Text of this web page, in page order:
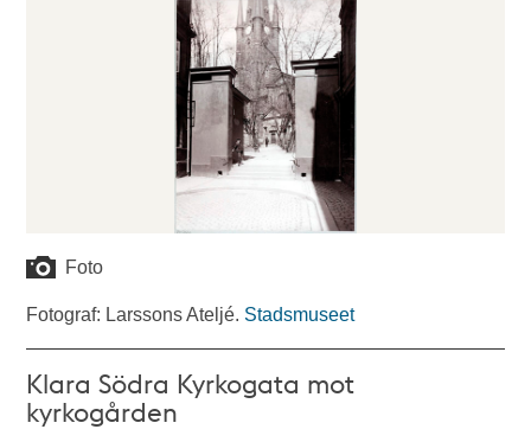
Foto
Fotograf: Larssons Ateljé. Stadsmuseet
Klara Södra Kyrkogata mot
kyrkogården